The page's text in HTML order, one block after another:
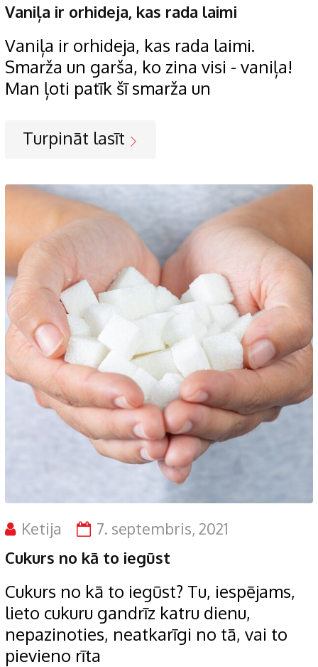
Vaniļa ir orhideja, kas rada laimi
Vaniļa ir orhideja, kas rada laimi.
Smarža un garša, ko zina visi - vaniļa!
Man ļoti patīk šī smarža un
Turpināt lasīt
Ketija 7. septembris, 2021
Cukurs no kā to iegūst
Cukurs no kā to iegūst? Tu, iespējams,
lieto cukuru gandrīz katru dienu,
nepazinoties, neatkarīgi no tā, vai to
pievieno rīta